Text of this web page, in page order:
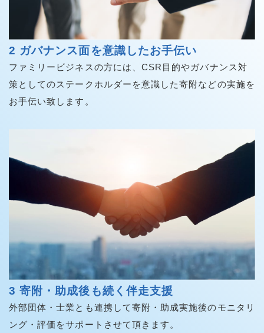
ファミリービジネスの方には、CSR目的やガバナンス対
策としてのステークホルダーを意識した寄附などの実施を
お手伝い致します。
2 ガバナンス面を意識したお手伝い
外部団体・士業とも連携して寄附・助成実施後のモニタリ
ング・評価をサポートさせて頂きます。
3 寄附・助成後も続く伴走支援